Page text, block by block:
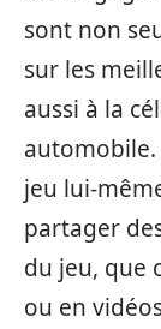
sont non
sur les
aussi à la
jeu lui-
partager
du jeu, que
ou en